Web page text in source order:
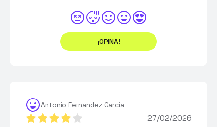
¡OPINA!
Antonio Fernandez Garcia
27/02/2026